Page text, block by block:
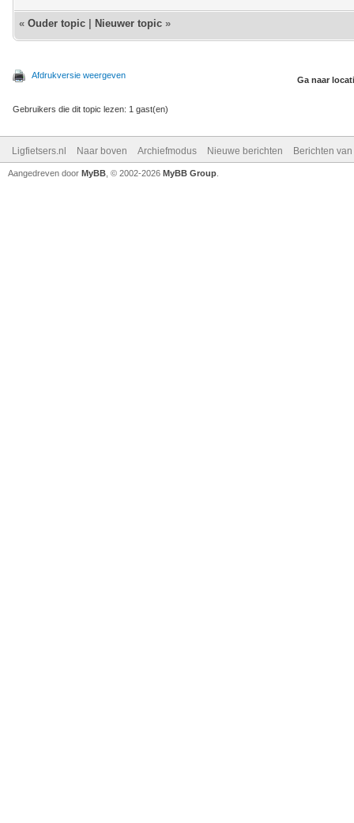
« Ouder topic Nieuwer topic »
Afdrukversie weergeven Ga naar
Gebruikers die dit topic lezen: 1 gast(en)
Ligfietsers.nl Naar boven Archiefmodus Nieuwe berichten Berichten
Aangedreven door MyBB , © 2002-2026 MyBB Group